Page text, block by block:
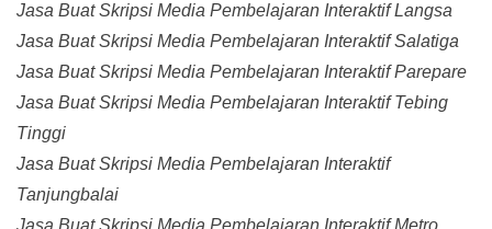
Jasa Buat Skripsi Media Pembelajaran Interaktif Langsa
Jasa Buat Skripsi Media Pembelajaran Interaktif Salatiga
Jasa Buat Skripsi Media Pembelajaran Interaktif Parepare
Jasa Buat Skripsi Media Pembelajaran Interaktif Tebing
Tinggi
Jasa Buat Skripsi Media Pembelajaran Interaktif
Tanjungbalai